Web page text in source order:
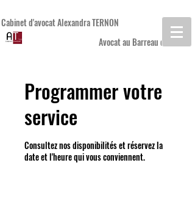
Cabinet d'avocat Alexandra TERNON
Avocat au Barreau de REIMS
Programmer votre
service
Consultez nos disponibilités et réservez la
date et l'heure qui vous conviennent.